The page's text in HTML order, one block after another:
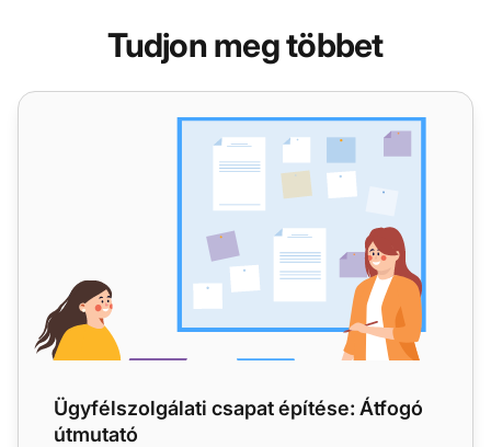
Tudjon meg többet
Ügyfélszolgálati csapat építése: Átfogó útmutató
Ügyfélszolgálati csapat építése: Átfogó
útmutató